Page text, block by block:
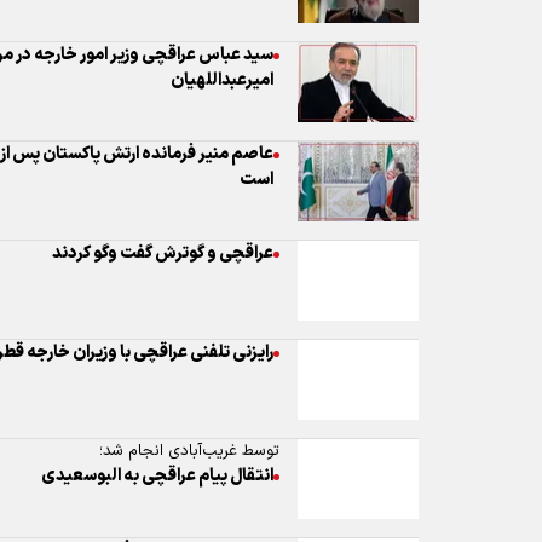
سید عباس عراقچی وزیر امور خارجه در
امیرعبداللهیان
عاصم منیر فرمانده ارتش پاکستان پس از
است
عراقچی و گوترش گفت وگو کردند
رایزنی تلفنی عراقچی با وزیران خارجه
توسط غریب‌آبادی انجام شد؛
انتقال پیام عراقچی به البوسعیدی